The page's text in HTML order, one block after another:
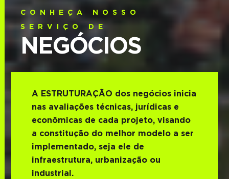
CONHEÇA NOSSO
SERVIÇO DE
NEGÓCIOS
A ESTRUTURAÇÃO dos negócios inicia
nas avaliações técnicas, jurídicas e
econômicas de cada projeto, visando
a constitução do melhor modelo a ser
implementado, seja ele de
infraestrutura, urbanização ou
industrial.